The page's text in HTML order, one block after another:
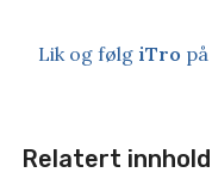
Lik og følg iTro på
Relatert innhold